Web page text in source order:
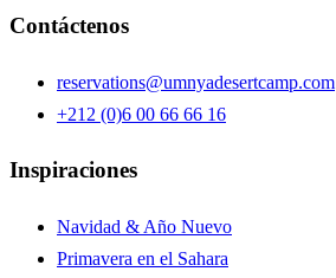
Contáctenos
reservations@umnyadesertcamp.com
+212 (0)6 00 66 66 16
Inspiraciones
Navidad & Año Nuevo
Primavera en el Sahara